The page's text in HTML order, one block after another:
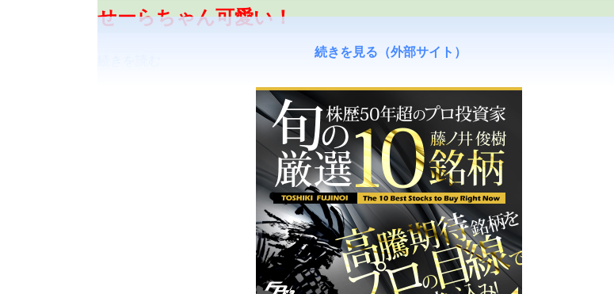
せーらちゃん可愛い！
続きを見る（外部サイト）